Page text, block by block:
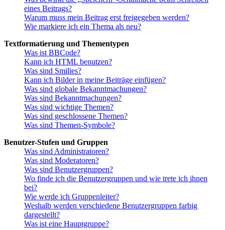
eines Beitrags?
Warum muss mein Beitrag erst freigegeben werden?
Wie markiere ich ein Thema als neu?
Textformatierung und Thementypen
Was ist BBCode?
Kann ich HTML benutzen?
Was sind Smilies?
Kann ich Bilder in meine Beiträge einfügen?
Was sind globale Bekanntmachungen?
Was sind Bekanntmachungen?
Was sind wichtige Themen?
Was sind geschlossene Themen?
Was sind Themen-Symbole?
Benutzer-Stufen und Gruppen
Was sind Administratoren?
Was sind Moderatoren?
Was sind Benutzergruppen?
Wo finde ich die Benutzergruppen und wie trete ich ihnen
bei?
Wie werde ich Gruppenleiter?
Weshalb werden verschiedene Benutzergruppen farbig
dargestellt?
Was ist eine Hauptgruppe?